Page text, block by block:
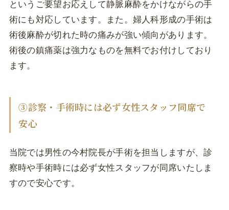
というご要望お応えして静脈麻酔をかけながらの手
術にも対応しています。また。婦人科形成の手術は
術後麻酔が切れた時の痛みが強い傾向があります。
術後の鎮痛薬は強力なものを無料でお付けしており
ます。
③診察・手術時には必ず女性スタッフ同席で
安心
当院では男性の今村院長が手術を担当しますが、診
察時や手術時には必ず女性スタッフが同席いたしま
すので安心です。